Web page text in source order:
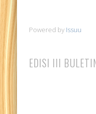
Powered by Issuu
EDISI III